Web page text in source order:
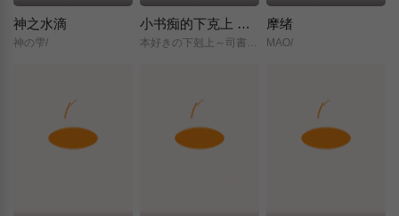
神之水滴
神の雫/
小书痴的下克上 〜为了成为图书管理员而不择手段〜 领主的养女
本好きの下剋上～司書になるためには手段を選んでいられません～/領主の養女/
摩绪
MAO/